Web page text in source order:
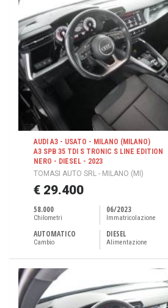
AUDI A3 - USATO - MILANO (MILANO)
A3 SPB 35 TDI S TRONIC S LINE EDITION
NERO - DIESEL - 2023
TOMASI AUTO SRL - MILANO (MI)
€ 29.400
58.000
Chilometri
06/2023
Immatricolazione
AUTOMATICO
Cambio
DIESEL
Alimentazione